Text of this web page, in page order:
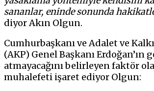
sananlar, eninde sonunda
diyor Akın Olgun.
Cumhurbaşkanı ve Adalet ve
(AKP) Genel Başkanı Erdoğan’ın
atmayacağını belirleyen faktör
muhalefeti işaret ediyor Olgun: